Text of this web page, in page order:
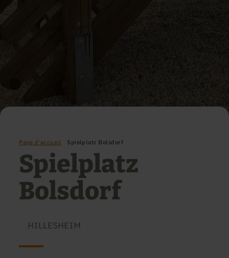
Page d'accueil Spielplatz Bolsdorf
Spielplatz
Bolsdorf
HILLESHEIM